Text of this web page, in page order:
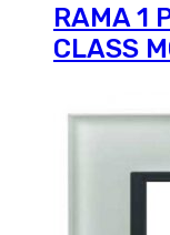
RAMA 1
CLASS